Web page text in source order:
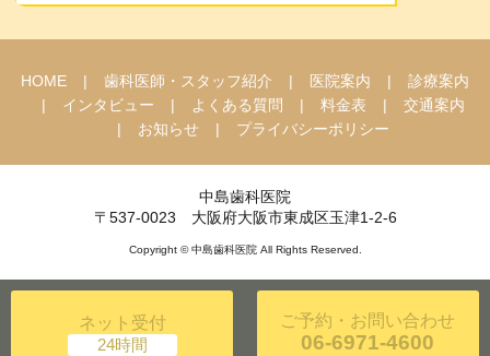
ネット受付 ご予約・お問い合わせ
06-6971-4600
HOME 歯科医師・スタッフ紹介 医院案内
診療案内
インタビュー
よくある質問 料金表
交通案内
お知らせ
プライバシーポリシー
中島歯科医院
〒537-0023 大阪府大阪市東成区玉津1-2-6
Copyright © 中島歯科医院 All Rights Reserved.